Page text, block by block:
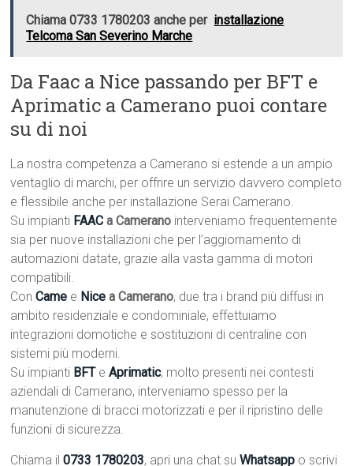
Chiama 0733 1780203 anche per installazione
Telcoma San Severino Marche
Da Faac a Nice passando per BFT e
Aprimatic a Camerano puoi contare
su di noi
La nostra competenza a Camerano si estende a un ampio
ventaglio di marchi, per offrire un servizio davvero completo
e flessibile anche per installazione Serai Camerano.
Su impianti FAAC a Camerano interveniamo frequentemente
sia per nuove installazioni che per l’aggiornamento di
automazioni datate, grazie alla vasta gamma di motori
compatibili.
ConCame e Nice a Camerano, due tra i brand più diffusi in
ambito residenziale e condominiale, effettuiamo
integrazioni domotiche e sostituzioni di centraline con
sistemi più moderni.
Su impianti BFT eAprimatic, molto presenti nei contesti
aziendali di Camerano, interveniamo spesso per la
manutenzione di bracci motorizzati e per il ripristino delle
funzioni di sicurezza.
Chiama il0733 1780203, apri una chat suWhatsapp o scrivi